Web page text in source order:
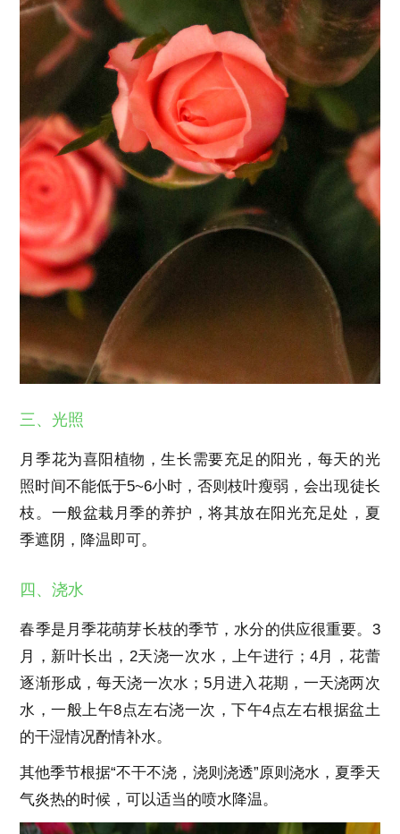
三、光照
月季花为喜阳植物，生长需要充足的阳光，每天的光
照时间不能低于5~6小时，否则枝叶瘦弱，会出现徒长
枝。一般盆栽月季的养护，将其放在阳光充足处，夏
季遮阴，降温即可。
四、浇水
春季是月季花萌芽长枝的季节，水分的供应很重要。3
月，新叶长出，2天浇一次水，上午进行；4月，花蕾
逐渐形成，每天浇一次水；5月进入花期，一天浇两次
水，一般上午8点左右浇一次，下午4点左右根据盆土
的干湿情况酌情补水。
其他季节根据“不干不浇，浇则浇透”原则浇水，夏季天
气炎热的时候，可以适当的喷水降温。